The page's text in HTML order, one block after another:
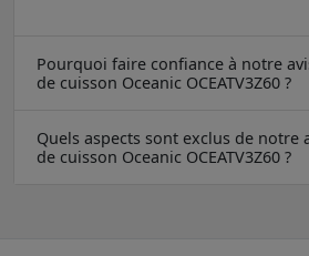
Pourquoi faire confiance à notre
de cuisson Oceanic OCEATV3Z60 ?
Quels aspects sont exclus de notre
de cuisson Oceanic OCEATV3Z60 ?